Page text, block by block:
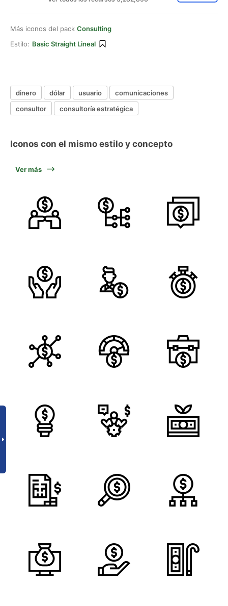
Más iconos del pack Consulting
Estilo: Basic Straight Lineal
dinero dólar usuario
comunicaciones
consultor
consultoría estratégica
Iconos con el mismo estilo y concepto
Ver más